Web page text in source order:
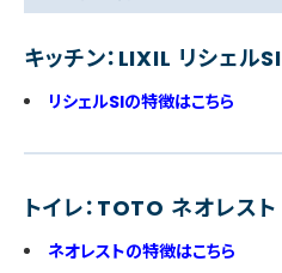
キッチン：LIXIL リシェルSI
リシェルSIの特徴はこちら
トイレ：TOTO ネオレスト
ネオレストの特徴はこちら